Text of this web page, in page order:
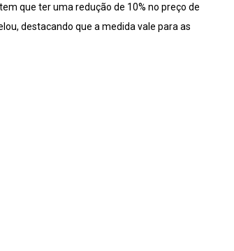
que ter uma redução de 10% no preço de
destacando que a medida vale para as